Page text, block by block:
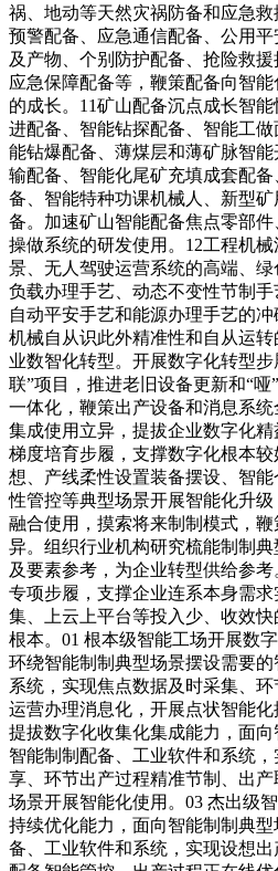
祸、地动等天然灾祸防备和应急
预警配备、应急通信配备、公用
及产物、个别防护配备、抢险救援
应急保障配备等，鞭策配备向智
的成长。11矿山配备沉点成长智
进配备、智能钻探配备、智能工
能钻爆配备、薄煤层和薄矿脉智
输配备、智能化尾矿充填成套配
备、智能特种功课机械人、新型
备。加速矿山智能配备焦点零部
操做系统的研发使用。12工程机
景、无人驾驶运营系统的高端、
负载办理手艺、动态不变性节制手
自动平安手艺和能源办理手艺的
机械自从识此外精准性和自从运
业数智化转型。开展数字化转型
联”项目，推进老旧设备更新和“
一体化，鞭策出产设备和消息系
集成使用立异，提拔企业数字化
梯度培育步履，支撑数字化根本
想、产线柔性设置装备摆设、智
性管控等典型场景开展智能化升
融合使用，摸索将来制制模式，
异。组织行业机构研究梳能制制
及要素参考，为企业转型供给参
专项步履，支撑企业连系本身需
集、上云上平台等投入少、收效
根本。01 根本级智能工场开展数
环绕智能制制典型场景摆设需要
系统，实现焦点数据及时采集、
运营办理消息化，开展点状智能
提拔数字化收集化集成能力，面
智能制制配备、工业软件和系统
享、环节出产过程精准节制、出
场景开展智能化使用。03 杰出级
持续优化能力，面向智能制制典
备、工业软件和系统，实现设想